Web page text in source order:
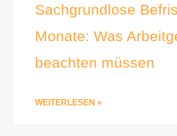
Sachgrundlose
Monate: Was
beachten müssen
WEITERLESEN »